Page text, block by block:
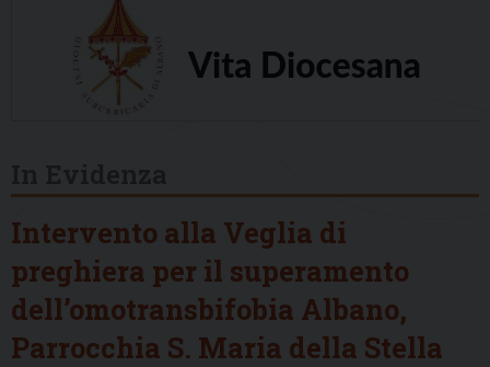
Intervento alla Veglia di
preghiera per il superamento
dell’omotransbifobia Albano,
Parrocchia S. Maria della Stella